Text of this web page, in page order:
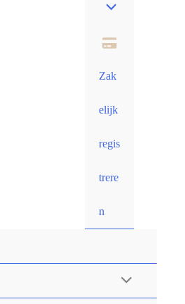
Zak
elijk
regis
trere
n